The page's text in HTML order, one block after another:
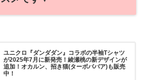
ユニクロ『ダンダダン』コラボの半袖Tシャツ
が2025年7月に新発売！綾瀬桃の新デザインが
追加！オカルン、招き猫(ターボババア)も販売
中！